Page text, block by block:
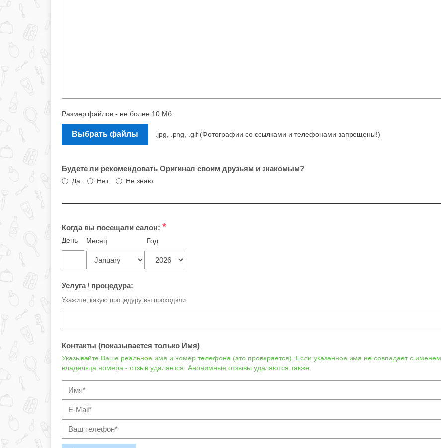
Размер файлов - не более 10 Мб.
Выбрать файлы .jpg, .png, .gif (Фотографии со ссылками и телефонами запрещены!)
Будете ли рекомендовать Оригинал своим друзьям и знакомым?
Да Нет Не знаю
Когда вы посещали салон: *
День Месяц Год
Услуга / процедура:
Укажите, какую процедуру вы проходили
Контакты (показывается только Имя)
Указывайте Ваше реальное имя и номер телефона (это проверяется). Если указанное имя не совпадает с именем
владельца номера - отзыв удаляется. Анонимные отзывы удаляются также.